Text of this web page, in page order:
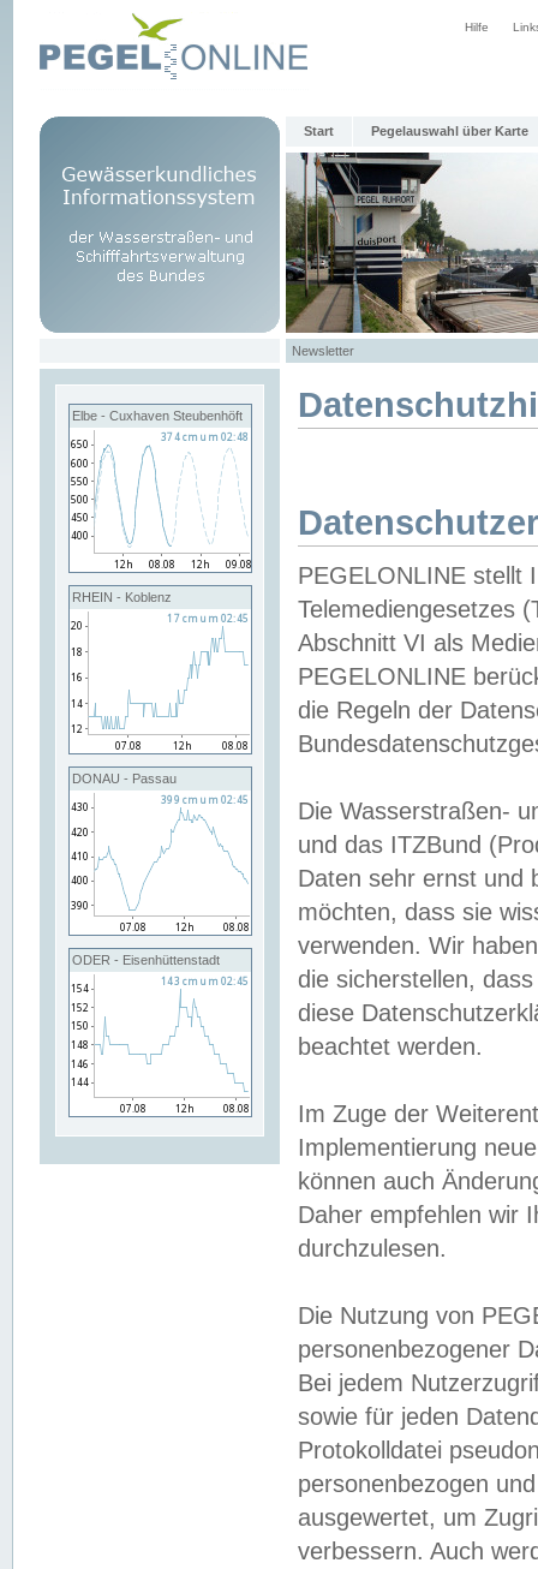
Hilfe
Start Pegelauswahl über Karte
Newsletter
Elbe - Cuxhaven Steubenhöft
RHEIN - Koblenz
DONAU - Passau
ODER - Eisenhüttenstadt
PEGELONLINE stellt
Telemediengesetzes
Abschnitt VI als
PEGELONLINE
die Regeln der
Die Wasserstraßen-
und das ITZBund
Daten sehr ernst und
möchten, dass sie
verwenden. Wir
die sicherstellen,
diese
beachtet werden.
Im Zuge der
Implementierung
können auch
Daher empfehlen wir
durchzulesen.
Die Nutzung von
personenbezogener
Bei jedem
sowie für jeden
Protokolldatei
personenbezogen
ausgewertet, um
verbessern. Auch